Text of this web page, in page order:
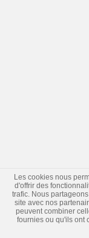
Les cookies nous
d'offrir des
trafic. Nous
site avec nos
peuvent combiner
fournies ou qu'ils ont